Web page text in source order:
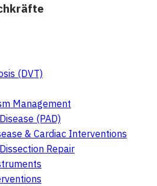
(DVT)
Management
(PAD)
& Cardiac Interventions
Repair